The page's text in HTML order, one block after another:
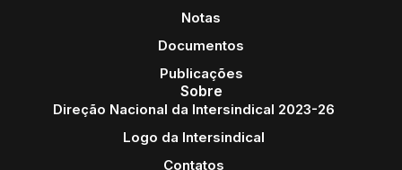
Notas
Documentos
Publicações
Sobre
Direção Nacional da Intersindical 2023-26
Logo da Intersindical
Contatos